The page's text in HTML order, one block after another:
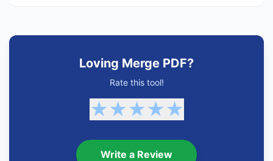
Loving Merge PDF?
Rate this tool!
★★★★★
Write a Review